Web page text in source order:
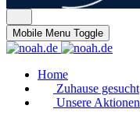
Mobile Menu Toggle
Home
Zuhause gesucht
Unsere Aktionen